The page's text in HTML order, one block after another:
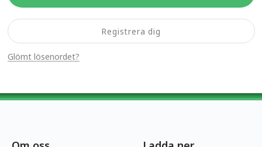
Glömt lösenordet?
Registrera dig